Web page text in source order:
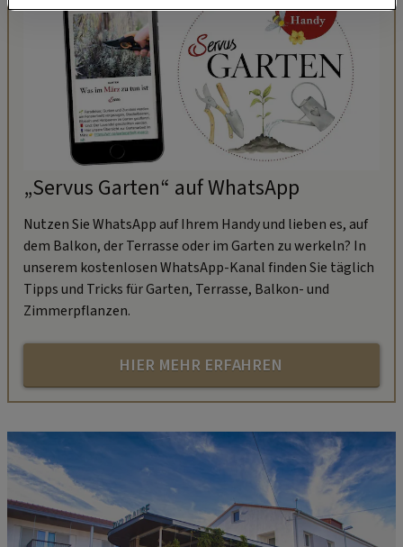
„Servus Garten“ auf WhatsApp
Nutzen Sie WhatsApp auf Ihrem Handy und lieben es, auf
dem Balkon, der Terrasse oder im Garten zu werkeln? In
unserem kostenlosen WhatsApp-Kanal finden Sie täglich
Tipps und Tricks für Garten, Terrasse, Balkon- und
Zimmerpflanzen.
HIER MEHR ERFAHREN